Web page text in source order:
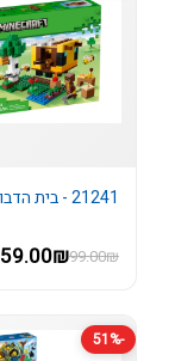
21241 - בית הדבורה
99.00₪
59.00₪
-51%